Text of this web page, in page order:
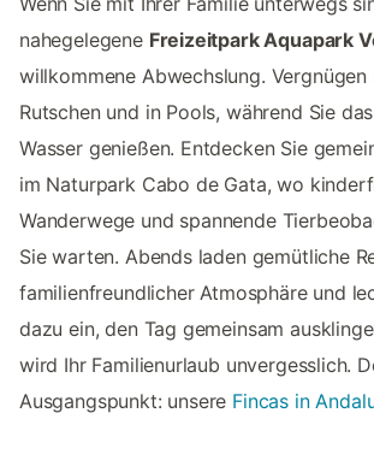
nahegelegene Freizeitpark Aquapark
willkommene Abwechslung. Vergnügen
Rutschen und in Pools, während Sie
Wasser genießen. Entdecken Sie
im Naturpark Cabo de Gata, wo
Wanderwege und spannende
Sie warten. Abends laden gemütliche
familienfreundlicher Atmosphäre und
dazu ein, den Tag gemeinsam
wird Ihr Familienurlaub unvergesslich.
Ausgangspunkt: unsere Fincas in